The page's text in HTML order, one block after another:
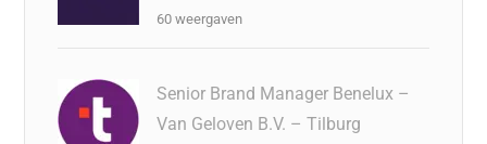
60 weergaven
Senior Brand Manager Benelux –
Van Geloven B.V. – Tilburg